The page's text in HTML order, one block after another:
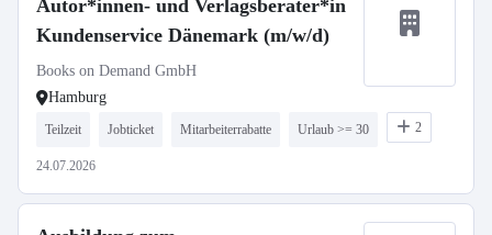
Autor*innen- und Verlagsberater*in
Kundenservice Dänemark (m/w/d)
Books on Demand GmbH
Hamburg
Teilzeit Jobticket Mitarbeiterrabatte Urlaub >= 30 2
24.07.2026